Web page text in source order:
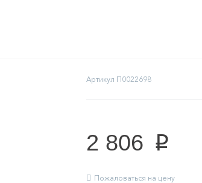
Артикул П0022698
2 806 p
Пожаловаться на цену